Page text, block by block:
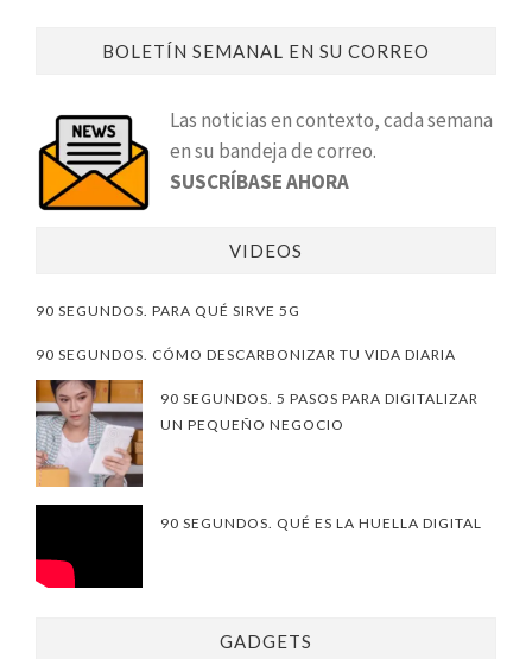
BOLETÍN SEMANAL EN SU CORREO
Las noticias en contexto, cada semana
en su bandeja de correo.
SUSCRÍBASE AHORA
VIDEOS
90 SEGUNDOS. PARA QUÉ SIRVE 5G
90 SEGUNDOS. CÓMO DESCARBONIZAR TU VIDA DIARIA
90 SEGUNDOS. 5 PASOS PARA DIGITALIZAR
UN PEQUEÑO NEGOCIO
90 SEGUNDOS. QUÉ ES LA HUELLA DIGITAL
GADGETS